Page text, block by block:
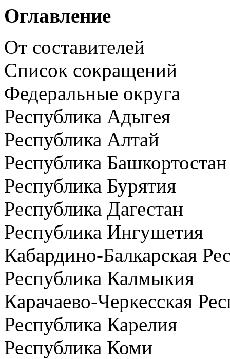
Оглавление
От составителей
Список сокращений
Федеральные округа
Республика Адыгея
Республика Алтай
Республика Башкортостан
Республика Бурятия
Республика Дагестан
Республика Ингушетия
Кабардино-Балкарская
Республика Калмыкия
Карачаево-Черкесская
Республика Карелия
Республика Коми